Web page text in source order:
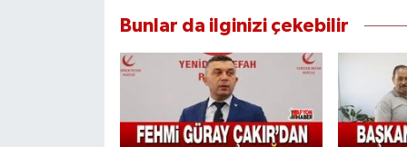
Bunlar da ilginizi çekebilir